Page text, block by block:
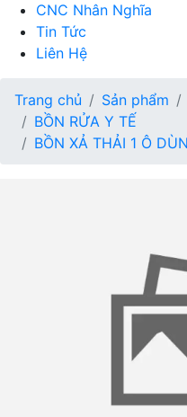
CNC Nhân Nghĩa
Tin Tức
Liên Hệ
Trang chủ Sản phẩm
BỒN RỬA Y TẾ
BỒN XẢ THẢI 1 Ô